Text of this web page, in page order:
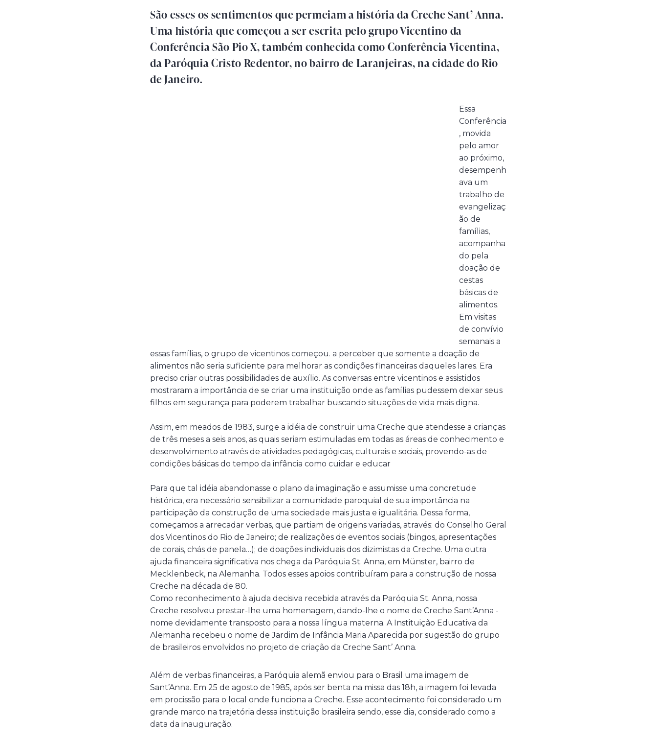
São esses os sentimentos que permeiam a história da Creche Sant’ Anna.
Uma história que começou a ser escrita pelo grupo Vicentino da
Conferência São Pio X, também conhecida como Conferência Vicentina,
da Paróquia Cristo Redentor, no bairro de Laranjeiras, na cidade do Rio
de Janeiro.
Essa
Conferência
, movida
pelo amor
ao próximo,
desempenh
ava um
trabalho de
evangelizaç
ão de
famílias,
acompanha
do pela
doação de
cestas
básicas de
alimentos.
Em visitas
de convívio
semanais a
essas famílias, o grupo de vicentinos começou. a perceber que somente a doação de
alimentos não seria suficiente para melhorar as condições financeiras daqueles lares. Era
preciso criar outras possibilidades de auxílio. As conversas entre vicentinos e assistidos
mostraram a importância de se criar uma instituição onde as famílias pudessem deixar seus
filhos em segurança para poderem trabalhar buscando situações de vida mais digna.
Assim, em meados de 1983, surge a idéia de construir uma Creche que atendesse a crianças
de três meses a seis anos, as quais seriam estimuladas em todas as áreas de conhecimento e
desenvolvimento através de atividades pedagógicas, culturais e sociais, provendo-as de
condições básicas do tempo da infância como cuidar e educar
Para que tal idéia abandonasse o plano da imaginação e assumisse uma concretude
histórica, era necessário sensibilizar a comunidade paroquial de sua importância na
participação da construção de uma sociedade mais justa e igualitária. Dessa forma,
começamos a arrecadar verbas, que partiam de origens variadas, através: do Conselho Geral
dos Vicentinos do Rio de Janeiro; de realizações de eventos sociais (bingos, apresentações
de corais, chás de panela…); de doações individuais dos dizimistas da Creche. Uma outra
ajuda financeira significativa nos chega da Paróquia St. Anna, em Münster, bairro de
Mecklenbeck, na Alemanha. Todos esses apoios contribuíram para a construção de nossa
Creche na década de 80.
Como reconhecimento à ajuda decisiva recebida através da Paróquia St. Anna, nossa
Creche resolveu prestar-lhe uma homenagem, dando-lhe o nome de Creche Sant’Anna -
nome devidamente transposto para a nossa língua materna. A Instituição Educativa da
Alemanha recebeu o nome de Jardim de Infância Maria Aparecida por sugestão do grupo
de brasileiros envolvidos no projeto de criação da Creche Sant’ Anna.
Além de verbas financeiras, a Paróquia alemã enviou para o Brasil uma imagem de
Sant’Anna. Em 25 de agosto de 1985, após ser benta na missa das 18h, a imagem foi levada
em procissão para o local onde funciona a Creche. Esse acontecimento foi considerado um
grande marco na trajetória dessa instituição brasileira sendo, esse dia, considerado como a
data da inauguração.